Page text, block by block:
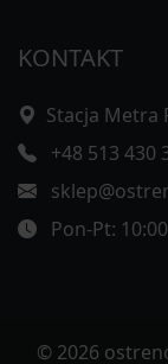
KONTAKT
Stacja Metra
+48 513 430
Pon-Pt:
© 2026